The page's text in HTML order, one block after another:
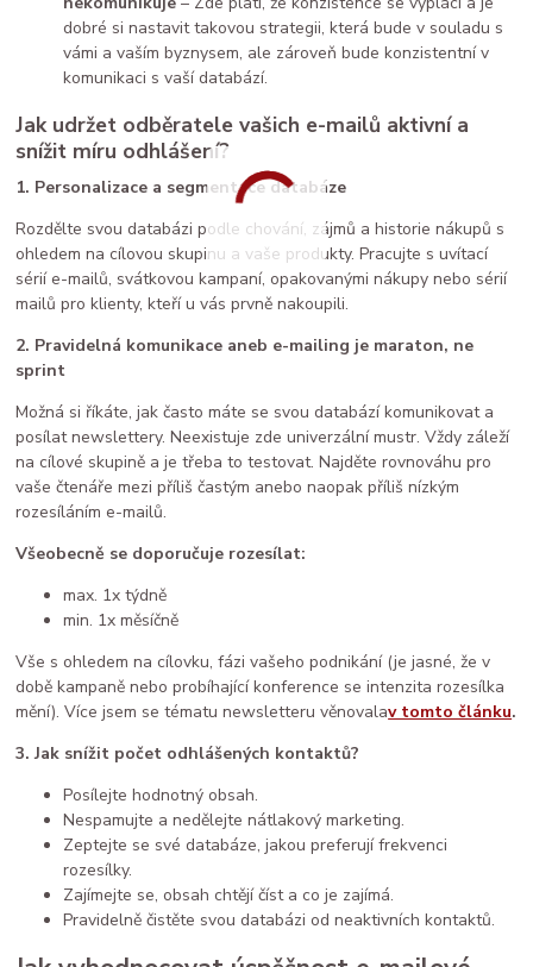
dobré si nastavit takovou strategii, která bude v souladu s
vámi a vaším byznysem, ale zároveň bude konzistentní v
komunikaci s vaší databází.
Jak udržet odběratele vašich e-mailů aktivní a
snížit míru odhlášení?
1. Personalizace a segmentace databáze
Rozdělte svou databázi podle chování, zájmů a historie nákupů s
ohledem na cílovou skupinu a vaše produkty. Pracujte s uvítací
sérií e-mailů, svátkovou kampaní, opakovanými nákupy nebo sérií
mailů pro klienty, kteří u vás prvně nakoupili.
2. Pravidelná komunikace aneb e-mailing je maraton, ne
sprint
Možná si říkáte, jak často máte se svou databází komunikovat a
posílat newslettery. Neexistuje zde univerzální mustr. Vždy záleží
na cílové skupině a je třeba to testovat. Najděte rovnováhu pro
vaše čtenáře mezi příliš častým anebo naopak příliš nízkým
rozesíláním e-mailů.
Všeobecně se doporučuje rozesílat:
max. 1x týdně
min. 1x měsíčně
Vše s ohledem na cílovku, fázi vašeho podnikání (je jasné, že v
době kampaně nebo probíhající konference se intenzita rozesílka
mění). Více jsem se tématu newsletteru věnovalav tomto článku.
3. Jak snížit počet odhlášených kontaktů?
Posílejte hodnotný obsah.
Nespamujte a nedělejte nátlakový marketing.
Zeptejte se své databáze, jakou preferují frekvenci
rozesílky.
Zajímejte se, obsah chtějí číst a co je zajímá.
Pravidelně čistěte svou databázi od neaktivních kontaktů.